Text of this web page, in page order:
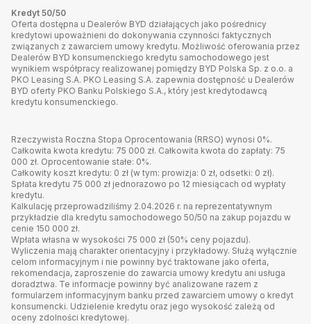
Kredyt 50/50
Oferta dostępna u Dealerów BYD działających jako pośrednicy
kredytowi upoważnieni do dokonywania czynności faktycznych
związanych z zawarciem umowy kredytu. Możliwość oferowania przez
Dealerów BYD konsumenckiego kredytu samochodowego jest
wynikiem współpracy realizowanej pomiędzy BYD Polska Sp. z o.o. a
PKO Leasing S.A. PKO Leasing S.A. zapewnia dostępność u Dealerów
BYD oferty PKO Banku Polskiego S.A., który jest kredytodawcą
kredytu konsumenckiego.
Rzeczywista Roczna Stopa Oprocentowania (RRSO) wynosi 0%.
Całkowita kwota kredytu: 75 000 zł. Całkowita kwota do zapłaty: 75
000 zł. Oprocentowanie stałe: 0%.
Całkowity koszt kredytu: 0 zł (w tym: prowizja: 0 zł, odsetki: 0 zł).
Spłata kredytu 75 000 zł jednorazowo po 12 miesiącach od wypłaty
kredytu.
Kalkulację przeprowadziliśmy 2.04.2026 r. na reprezentatywnym
przykładzie dla kredytu samochodowego 50/50 na zakup pojazdu w
cenie 150 000 zł.
Wpłata własna w wysokości 75 000 zł (50% ceny pojazdu).
Wyliczenia mają charakter orientacyjny i przykładowy. Służą wyłącznie
celom informacyjnym i nie powinny być traktowane jako oferta,
rekomendacja, zaproszenie do zawarcia umowy kredytu ani usługa
doradztwa. Te informacje powinny być analizowane razem z
formularzem informacyjnym banku przed zawarciem umowy o kredyt
konsumencki. Udzielenie kredytu oraz jego wysokość zależą od
oceny zdolności kredytowej.